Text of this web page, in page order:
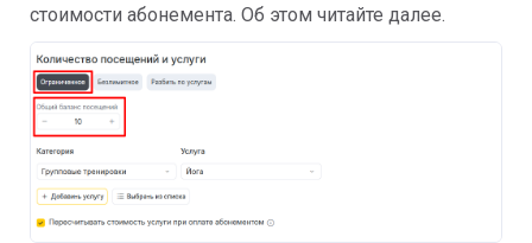
стоимости абонемента. Об этом читайте далее.